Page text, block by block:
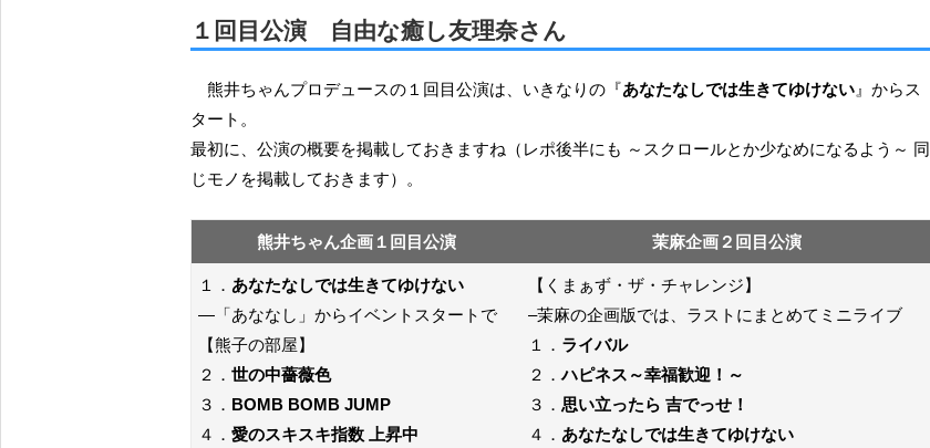
１回目公演 自由な癒し友理奈さん
熊井ちゃんプロデュースの１回目公演は、いきなりの『あなたなしでは生きてゆけない 』からス
タート。
最初に、公演の概要を掲載しておきますね（レポ後半にも ～スクロールとか少なめになるよう～ 同
じモノを掲載しておきます）。
熊井ちゃん企画１回目公演 茉麻企画２回目公演
１． あなたなしでは生きてゆけない
—「あななし」からイベントスタートで
【熊子の部屋】
２． 世の中薔薇色
３． BOMB BOMB JUMP
４． 愛のスキスキ指数 上昇中
【くまぁず・ザ・チャレンジ】
–茉麻の企画版では、ラストにまとめてミニライブ
１． ライバル
２．ハピネス～幸福歓迎！～
３． 思い立ったら 吉でっせ！
４． あなたなしでは生きてゆけない